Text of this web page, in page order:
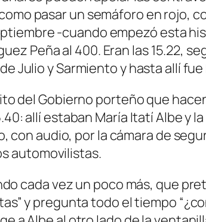
pasar un semáforo en rojo,
-cuando empezó esta
Peña al 400. Eran las 15.22,
Julio y Sarmiento y hasta allí
del Gobierno porteño que
allí estaban María Itatí Albe y
con audio, por la cámara de
automovilistas.
cada vez un poco más, que
y pregunta todo el tiempo